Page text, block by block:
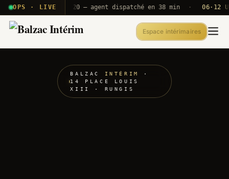
OPS · LIVE
T2E · B71 Push A320 — agent dispatché en 38 min · 06·12 UTC
Espace intérimaires
BALZAC INTÉRIM
·
14 PLACE LOUIS
XIII · RUNGIS